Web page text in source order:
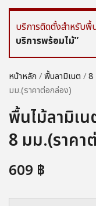
บริการติดตั้งสำหรับ
บริการพร้อมไม้”
หน้าหลัก /พื้นลามิเนต /8
มม.(ราคาต่อกล่อง)
พื้นไม้ลามิเ
8 มม.(ราคา
609 ฿